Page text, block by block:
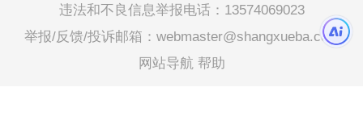
违法和不良信息举报电话：13574069023
举报/反馈/投诉邮箱：webmaster@shangxueba.com
网站导航 帮助